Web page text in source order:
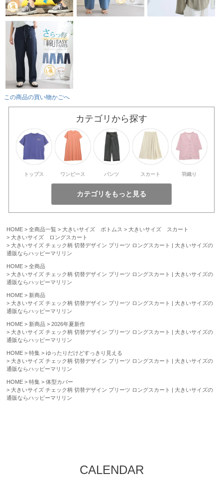
この商品の買い物かごへ
カテゴリから探す
トップス ワンピース パンツ スカート 羽織り
HOME 全商品一覧 大きいサイズ ボトムス
大きいサイズ スカート
大きいサイズ ロングスカート
大きいサイズ チェック柄 切替デザイン プリーツ ロングスカート | 大きいサイズの
通販ならハッピーマリリン
HOME
全商品
大きいサイズ チェック柄 切替デザイン プリーツ ロングスカート | 大きいサイズの
通販ならハッピーマリリン
HOME
新商品
大きいサイズ チェック柄 切替デザイン プリーツ ロングスカート | 大きいサイズの
通販ならハッピーマリリン
HOME 新商品
2026年夏新作
大きいサイズ チェック柄 切替デザイン プリーツ ロングスカート | 大きいサイズの
通販ならハッピーマリリン
HOME 特集
ゆったりだけどすっきり見える
大きいサイズ チェック柄 切替デザイン プリーツ ロングスカート | 大きいサイズの
通販ならハッピーマリリン
HOME 特集
体型カバー
大きいサイズ チェック柄 切替デザイン プリーツ ロングスカート | 大きいサイズの
通販ならハッピーマリリン
CALENDAR